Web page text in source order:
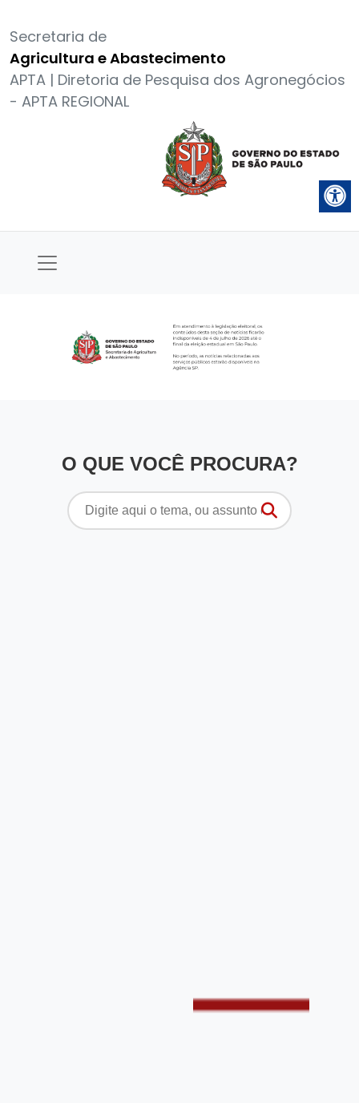
Secretaria de
Agricultura e Abastecimento
APTA | Diretoria de Pesquisa dos Agronegócios
- APTA REGIONAL
O QUE VOCÊ PROCURA?
Pesquisar
por: